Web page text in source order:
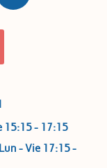
15:15 - 17:15
- Vie 17:15 -